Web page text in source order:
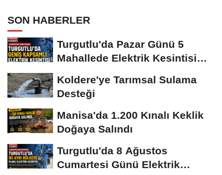
SON HABERLER
Turgutlu'da Pazar Günü 5
Mahallede Elektrik Kesintisi
Koldere'ye Tarımsal Sulama
Desteği
Manisa'da 1.200 Kınalı Keklik
Doğaya Salındı
Turgutlu'da 8 Ağustos
Cumartesi Günü Elektrik